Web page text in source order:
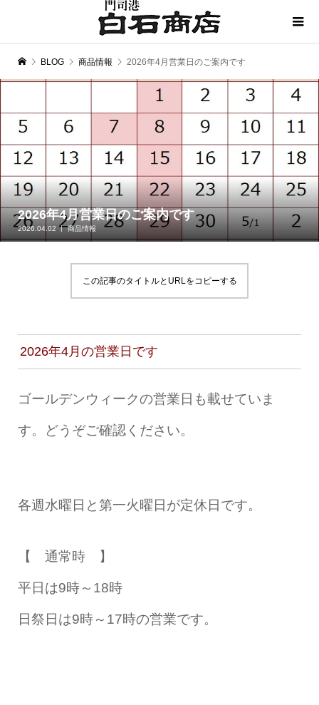
BLOG 商品情報 2026年4月営業日のご案内です
2026年4月営業日のご案内です
2026.04.02 商品情報
この記事のタイトルとURLをコピーする
2026年4月の営業日です
ゴールデンウィークの営業日も載せていま
す。どうぞご確認ください。
各週水曜日と第一火曜日が定休日です。
【 通常時 】
平日は9時～18時
日祭日は9時～17時の営業です。